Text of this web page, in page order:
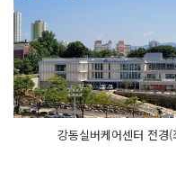
강동실버케어센터 전경